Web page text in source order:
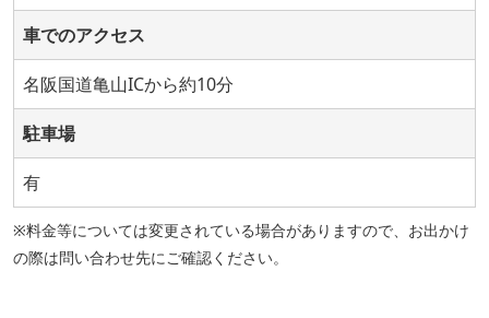
車でのアクセス
名阪国道亀山ICから約10分
駐車場
有
※料金等については変更されている場合がありますので、お出かけ
の際は問い合わせ先にご確認ください。